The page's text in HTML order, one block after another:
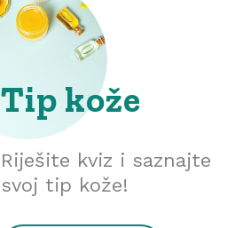
Tip kože
Riješite kviz i saznajte
svoj tip kože!